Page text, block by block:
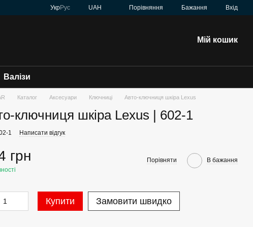
УкрРус UAH Порівняння Бажання Вхід
Мій кошик
Валізи
Каталог Аксесуари Ключниці Авто-ключниця шкіра Lexus
ключниця шкіра Lexus | 602-1
1 Написати відгук
грн Порівняти В бажання
Купити Замовити швидко